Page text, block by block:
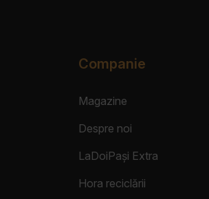
Companie
Magazine
Despre noi
LaDoiPași Extra
Hora reciclării